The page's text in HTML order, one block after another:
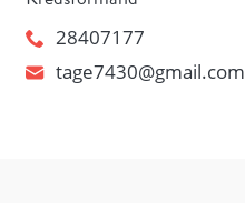
28407177
tage7430@gmail.com